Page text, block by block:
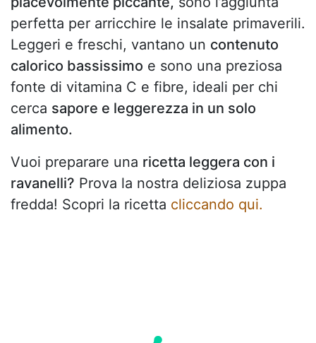
perfetta per arricchire le insalate primaverili.
Leggeri e freschi, vantano un contenuto
calorico bassissimo e sono una preziosa
fonte di vitamina C e fibre, ideali per chi
cerca sapore e leggerezza in un solo
alimento.
Vuoi preparare una ricetta leggera con i
ravanelli? Prova la nostra deliziosa zuppa
fredda! Scopri la ricetta cliccando qui.